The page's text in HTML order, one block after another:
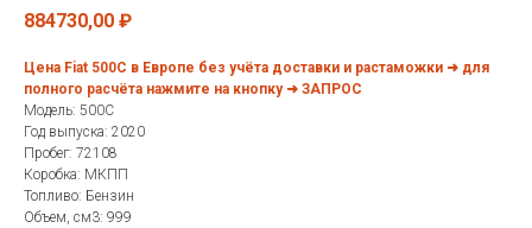
884730,00 ₽
Цена Fiat 500C в Европе без учёта доставки и растаможки ➜ для
полного расчёта нажмите на кнопку ➜ ЗАПРОС
Модель: 500C
Год выпуска: 2020
Пробег: 72108
Коробка: МКПП
Топливо: Бензин
Объем, см3: 999